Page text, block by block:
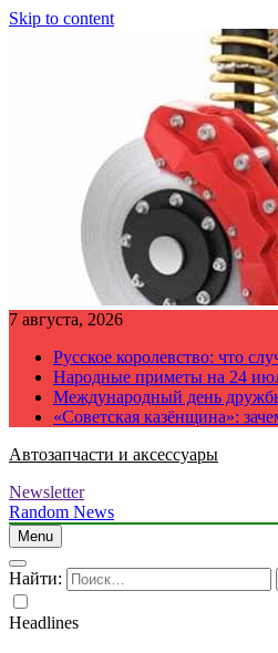
Skip to content
7 августа, 2026
Русское королевство: что
Народные приметы на 24
Международный день
«Советская казёнщина»:
Автозапчасти и аксессуары
Newsletter
Random News
Menu
Найти:
Headlines